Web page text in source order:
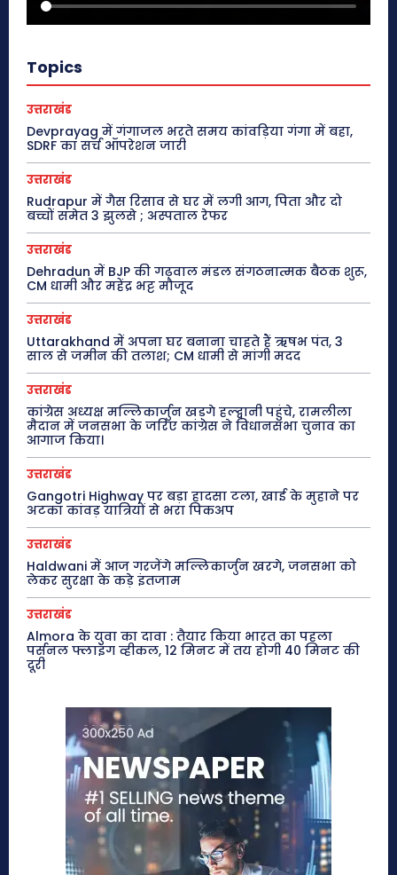
Topics
उत्तराखंड
Devprayag में गंगाजल भरते समय कांवड़िया गंगा में बहा,
SDRF का सर्च ऑपरेशन जारी
उत्तराखंड
Rudrapur में गैस रिसाव से घर में लगी आग, पिता और दो
बच्चों समेत 3 झुलसे ; अस्पताल रेफर
उत्तराखंड
Dehradun में BJP की गढ़वाल मंडल संगठनात्मक बैठक शुरू,
CM धामी और महेंद्र भट्ट मौजूद
उत्तराखंड
Uttarakhand में अपना घर बनाना चाहते हैं ऋषभ पंत, 3
साल से जमीन की तलाश; CM धामी से मांगी मदद
उत्तराखंड
कांग्रेस अध्यक्ष मल्लिकार्जुन खड़गे हल्द्वानी पहुंचे, रामलीला
मैदान में जनसभा के जरिए कांग्रेस ने विधानसभा चुनाव का
आगाज किया।
उत्तराखंड
Gangotri Highway पर बड़ा हादसा टला, खाई के मुहाने पर
अटका कांवड़ यात्रियों से भरा पिकअप
उत्तराखंड
Haldwani में आज गरजेंगे मल्लिकार्जुन खरगे, जनसभा को
लेकर सुरक्षा के कड़े इंतजाम
उत्तराखंड
Almora के युवा का दावा : तैयार किया भारत का पहला
पर्सनल फ्लाइंग व्हीकल, 12 मिनट में तय होगी 40 मिनट की
दूरी